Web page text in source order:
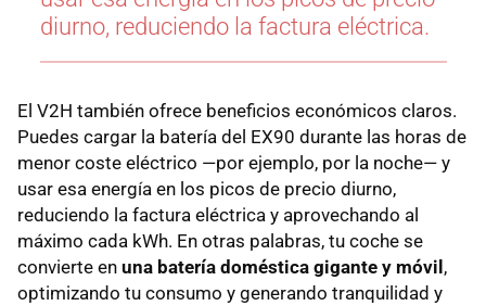
diurno, reduciendo la factura eléctrica.
El V2H también ofrece beneficios económicos claros.
Puedes cargar la batería del EX90 durante las horas de
menor coste eléctrico —por ejemplo, por la noche— y
usar esa energía en los picos de precio diurno,
reduciendo la factura eléctrica y aprovechando al
máximo cada kWh. En otras palabras, tu coche se
convierte en una batería doméstica gigante y móvil ,
optimizando tu consumo y generando tranquilidad y